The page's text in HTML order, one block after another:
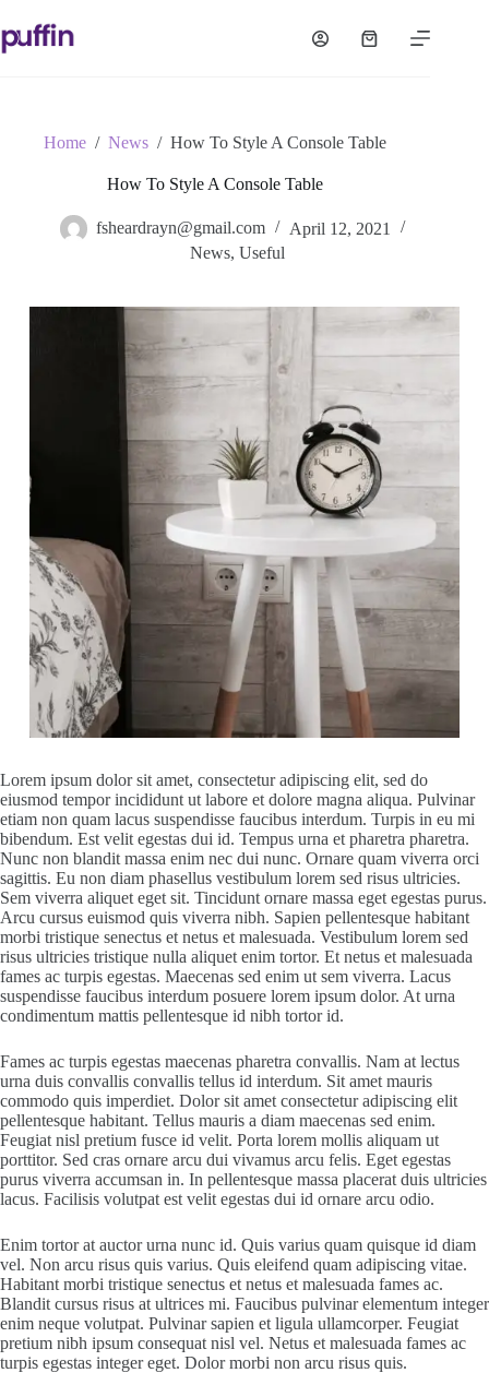
to
content
Shopping
Home / News / How To Style A Console Table
How To Style A Console Table
fsheardrayn@gmail.com
April 12, 2021
News, Useful
Lorem ipsum dolor sit amet, consectetur adipiscing elit, sed do
eiusmod tempor incididunt ut labore et dolore magna aliqua. Pulvinar
etiam non quam lacus suspendisse faucibus interdum. Turpis in eu mi
bibendum. Est velit egestas dui id. Tempus urna et pharetra pharetra.
Nunc non blandit massa enim nec dui nunc. Ornare quam viverra orci
sagittis. Eu non diam phasellus vestibulum lorem sed risus ultricies.
Sem viverra aliquet eget sit. Tincidunt ornare massa eget egestas purus.
Arcu cursus euismod quis viverra nibh. Sapien pellentesque habitant
morbi tristique senectus et netus et malesuada. Vestibulum lorem sed
risus ultricies tristique nulla aliquet enim tortor. Et netus et malesuada
fames ac turpis egestas. Maecenas sed enim ut sem viverra. Lacus
suspendisse faucibus interdum posuere lorem ipsum dolor. At urna
condimentum mattis pellentesque id nibh tortor id.
Fames ac turpis egestas maecenas pharetra convallis. Nam at lectus
urna duis convallis convallis tellus id interdum. Sit amet mauris
commodo quis imperdiet. Dolor sit amet consectetur adipiscing elit
pellentesque habitant. Tellus mauris a diam maecenas sed enim.
Feugiat nisl pretium fusce id velit. Porta lorem mollis aliquam ut
porttitor. Sed cras ornare arcu dui vivamus arcu felis. Eget egestas
purus viverra accumsan in. In pellentesque massa placerat duis ultricies
lacus. Facilisis volutpat est velit egestas dui id ornare arcu odio.
Enim tortor at auctor urna nunc id. Quis varius quam quisque id diam
vel. Non arcu risus quis varius. Quis eleifend quam adipiscing vitae.
Habitant morbi tristique senectus et netus et malesuada fames ac.
Blandit cursus risus at ultrices mi. Faucibus pulvinar elementum integer
enim neque volutpat. Pulvinar sapien et ligula ullamcorper. Feugiat
pretium nibh ipsum consequat nisl vel. Netus et malesuada fames ac
turpis egestas integer eget. Dolor morbi non arcu risus quis.